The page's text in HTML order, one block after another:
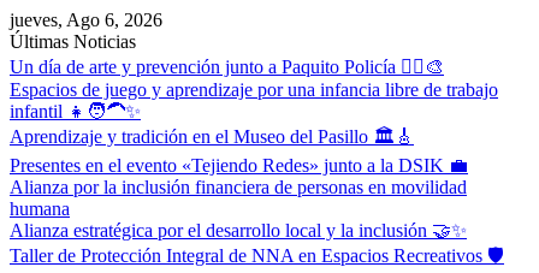
Skip
to
content
jueves, Ago 6, 2026
Últimas Noticias
Un día de arte y prevención junto a Paquito Policía 👮‍♂️🎨
Espacios de juego y aprendizaje por una infancia libre de trabajo
infantil 👧🧑‍🦱✨
Aprendizaje y tradición en el Museo del Pasillo 🏛️🎸
Presentes en el evento «Tejiendo Redes» junto a la DSIK 💼
Alianza por la inclusión financiera de personas en movilidad
humana
Alianza estratégica por el desarrollo local y la inclusión 🤝✨
Taller de Protección Integral de NNA en Espacios Recreativos 🛡️